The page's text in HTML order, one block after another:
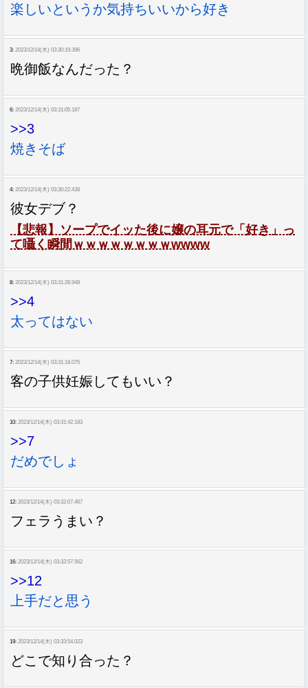
楽しいというか気持ちいいから好き
3: 2023/12/14(木) 03:30:19.396
晩御飯なんだった？
6: 2023/12/14(木) 03:31:05.187
>>3
焼きそば
4: 2023/12/14(木) 03:30:22.438
彼女デブ？
【悲報】ソープでイッた後に嬢の耳元で「好き」っ
て囁く瞬間ｗｗｗｗｗｗｗｗwwww
8: 2023/12/14(木) 03:31:28.948
>>4
太ってはない
7: 2023/12/14(木) 03:31:18.075
客の子供妊娠してもいい？
10: 2023/12/14(木) 03:31:42.183
>>7
だめでしょ
12: 2023/12/14(木) 03:32:07.467
フェラうまい？
16: 2023/12/14(木) 03:32:57.562
>>12
上手だと思う
19: 2023/12/14(木) 03:33:54.023
どこで知り合った？